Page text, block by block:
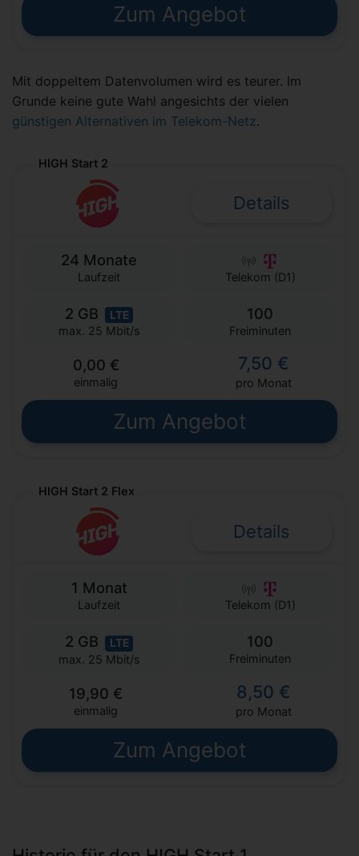
Zum Angebot
Mit doppeltem Datenvolumen wird es teurer. Im
Grunde keine gute Wahl angesichts der vielen
günstigen Alternativen im Telekom-Netz .
HIGH Start 2
Details
24 Monate
Laufzeit Telekom (D1)
2 GB LTE
max. 25 Mbit/s
100
Freiminuten
0,00 €
einmalig
7,50 €
pro Monat
Zum Angebot
HIGH Start 2 Flex
Details
1 Monat
Laufzeit Telekom (D1)
2 GB LTE
max. 25 Mbit/s
100
Freiminuten
19,90 €
einmalig
8,50 €
pro Monat
Zum Angebot